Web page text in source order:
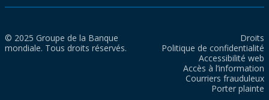
© 2025 Groupe de la Banque
mondiale. Tous droits réservés.
Droits
Politique de confidentialité
Accessibilité web
Accès à l’information
Courriers frauduleux
Porter plainte